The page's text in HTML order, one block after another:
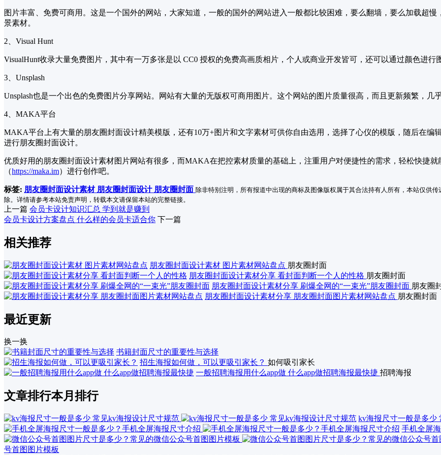
图片丰富、免费可商用。这是一个国外的网站，大家知道，一般的国外的网站进入一般都比较困难，要么翻墙，要么加载超
景素材。
2、Visual Hunt
VisualHunt收录大量免费图片，其中有一万多张是以 CC0 授权的免费高画质相片，个人或商业开发皆可，还可以通过颜色进
3、Unsplash
Unsplash也是一个出色的免费图片分享网站。网站有大量的无版权可商用图片。这个网站的图片质量很高，而且更新频繁，几
4、MAKA平台
MAKA平台上有大量的朋友圈封面设计精美模版，还有10万+图片和文字素材可供你自由选用，选择了心仪的模版，随后在编
进行朋友圈封面设计。
优质好用的朋友圈封面设计素材图片网站有很多，而MAKA在把控素材质量的基础上，注重用户对便捷性的需求，轻松快捷
（https://maka.im）进行创作吧。
标签: 朋友圈封面设计素材 朋友圈封面设计 朋友圈封面 除非特别注明，所有报道中出现的商标及图像版权属于其合法持有人所有，本站仅供
除。详情请参考本站免责声明，转载本文请保留本站的完整链接。
上一篇 会员卡设计知识汇总 学到就是赚到
会员卡设计方案盘点 什么样的会员卡适合你 下一篇
相关推荐
朋友圈封面设计素材 图片素材网站盘点 朋友圈封面
朋友圈封面设计素材分享 看封面判断一个人的性格 朋友圈封面
朋友圈封面设计素材分享 刷爆全网的“一束光”朋友圈封面 朋友圈
朋友圈封面设计素材分享 朋友圈封面图片素材网站盘点 朋友圈封面
最近更新
换一换
书籍封面尺寸的重要性与选择
招生海报如何做，可以更吸引家长？ 如何吸引家长
一般招聘海报用什么app做 什么app做招聘海报最快捷 招聘海报
文章排行本月排行
kv海报尺寸一般是多少
手机全屏
号首图图片模板